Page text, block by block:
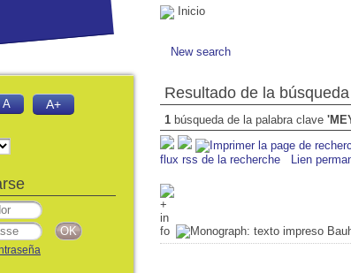
Inicio
New search
Resultado de la búsqueda
1 búsqueda de la palabra clave
flux rss de la recherche
Lien
A A+